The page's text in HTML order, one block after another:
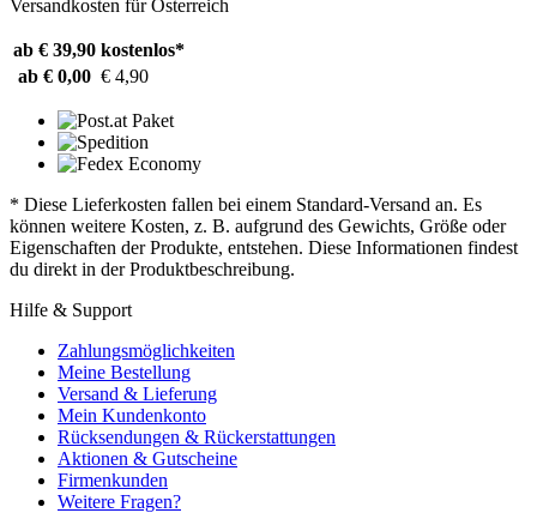
Versandkosten für Österreich
ab € 39,90 kostenlos*
ab € 0,00 € 4,90
* Diese Lieferkosten fallen bei einem Standard-Versand an. Es
können weitere Kosten, z. B. aufgrund des Gewichts, Größe oder
Eigenschaften der Produkte, entstehen. Diese Informationen findest
du direkt in der Produktbeschreibung.
Hilfe & Support
Zahlungsmöglichkeiten
Meine Bestellung
Versand & Lieferung
Mein Kundenkonto
Rücksendungen & Rückerstattungen
Aktionen & Gutscheine
Firmenkunden
Weitere Fragen?